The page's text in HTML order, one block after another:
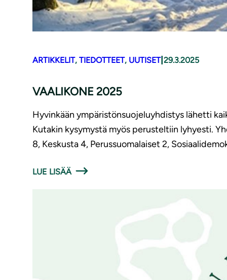
ARTIKKELIT, TIEDOTTEET, UUTISET| 29.3.2025
VAALIKONE 2025
Hyvinkään ympäristönsuojeluyhdistys lähetti
Kutakin kysymystä myös perusteltiin lyhyesti.
8, Keskusta 4, Perussuomalaiset 2,
LUE LISÄÄ